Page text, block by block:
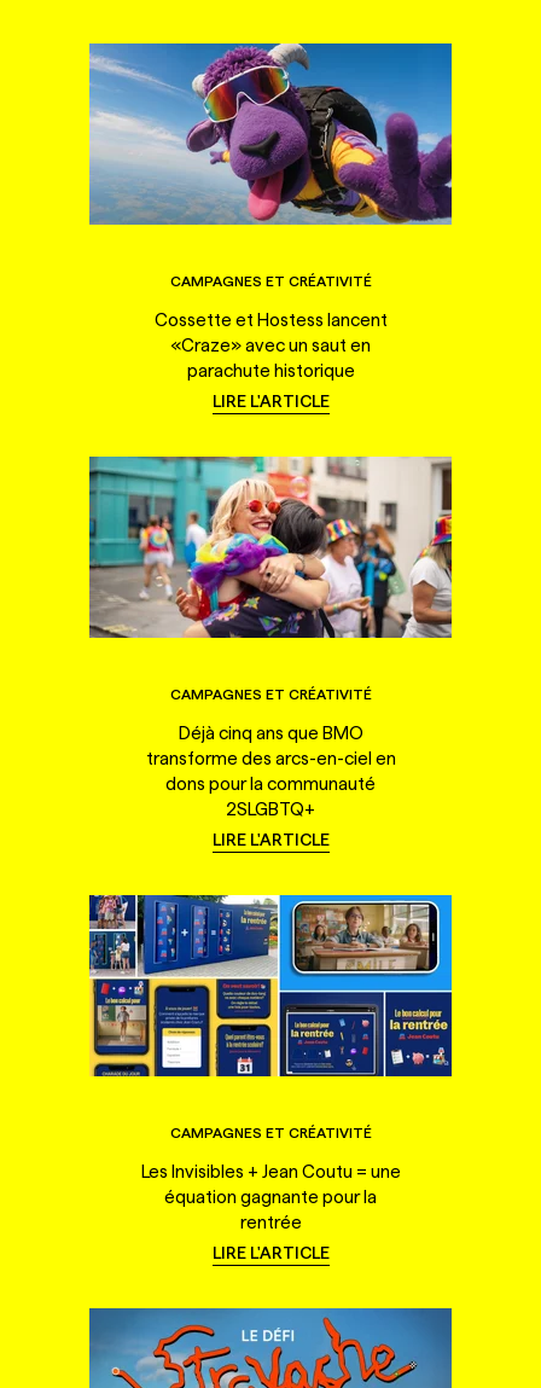
CAMPAGNES ET CRÉATIVITÉ
Cossette et Hostess lancent
«Craze» avec un saut en
parachute historique
LIRE L'ARTICLE
CAMPAGNES ET CRÉATIVITÉ
Déjà cinq ans que BMO
transforme des arcs-en-ciel en
dons pour la communauté
2SLGBTQ+
LIRE L'ARTICLE
CAMPAGNES ET CRÉATIVITÉ
Les Invisibles + Jean Coutu = une
équation gagnante pour la
rentrée
LIRE L'ARTICLE